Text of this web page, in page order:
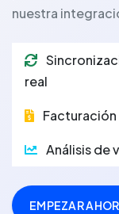
nuestra
real
Análisis de
EMPEZAR